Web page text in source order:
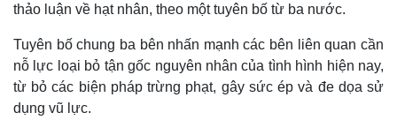
thảo luận về hạt nhân, theo một tuyên bố từ ba nước.
Tuyên bố chung ba bên nhấn mạnh các bên liên quan cần
nỗ lực loại bỏ tận gốc nguyên nhân của tình hình hiện nay,
từ bỏ các biện pháp trừng phạt, gây sức ép và đe dọa sử
dụng vũ lực.